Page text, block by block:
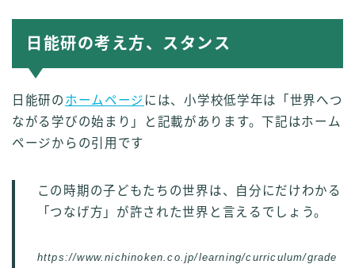
日能研の考え方、スタンス
日能研の ホームページ には、小学校低学年は「世界へつ
ながる学びの始まり」と記載があります。下記はホーム
ページからの引用です
この時期の子どもたちの世界は、自分にだけわかる
「つなげ方」が許された世界と言えるでしょう。
https://www.nichinoken.co.jp/learning/curriculum/grade